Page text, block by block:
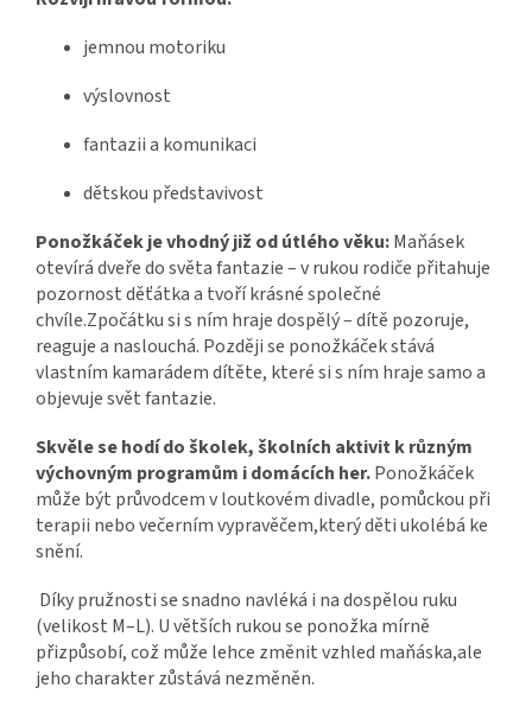
jemnou motoriku
výslovnost
fantazii a komunikaci
dětskou představivost
Ponožkáček je vhodný již od útlého věku:Maňásek
otevírá dveře do světa fantazie – v rukou rodiče přitahuje
pozornost děťátka a tvoří krásné společné
chvíle.Zpočátku si s ním hraje dospělý – dítě pozoruje,
reaguje a naslouchá. Později se ponožkáček stává
vlastním kamarádem dítěte, které si s ním hraje samo a
objevuje svět fantazie.
Skvěle se hodí do školek, školních aktivit k různým
výchovným programům i domácích her.Ponožkáček
může být průvodcem v loutkovém divadle, pomůckou při
terapii nebo večerním vypravěčem,který děti ukolébá ke
snění.
Díky pružnosti se snadno navléká i na dospělou ruku
(velikost M–L). U větších rukou se ponožka mírně
přizpůsobí, což může lehce změnit vzhled maňáska,ale
jeho charakter zůstává nezměněn.